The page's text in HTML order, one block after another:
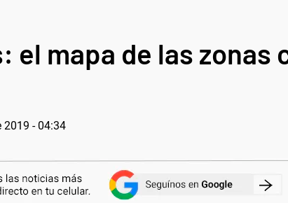
el mapa de las zonas
2019 - 04:34